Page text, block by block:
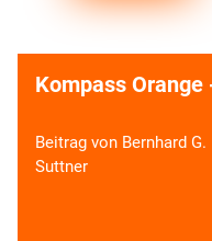
Kompass Orange
Beitrag von Bernhard G.
Suttner